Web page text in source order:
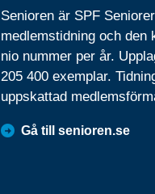
Senioren är SPF
medlemstidning och den
nio nummer per år.
205 400 exemplar.
uppskattad
Gå till senioren.se